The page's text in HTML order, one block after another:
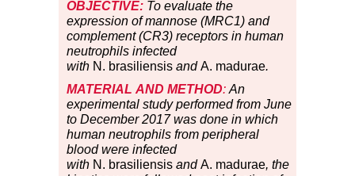
OBJECTIVE: To evaluate the
expression of mannose (MRC1) and
complement (CR3) receptors in human
neutrophils infected
with N. brasiliensis andA. madurae.
MATERIAL AND METHOD: An
experimental study performed from June
to December 2017 was done in which
human neutrophils from peripheral
blood were infected
with N. brasiliensis andA. madurae, the